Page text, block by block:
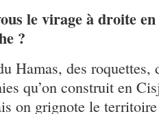
le virage à droite
?
Hamas, des roquettes,
qu’on construit en
on grignote le